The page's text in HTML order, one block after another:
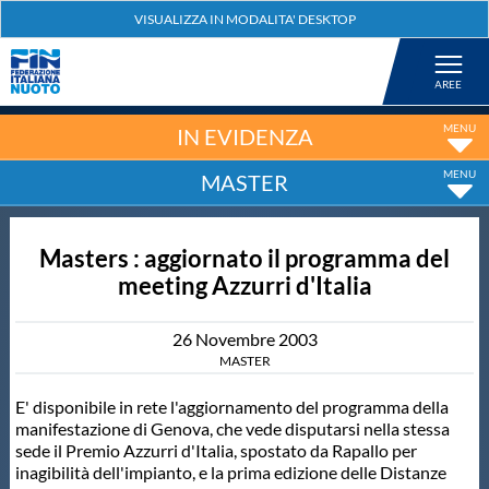
Nuoto
Tuffi
Salvamento
IN EVIDENZA
MASTER
Masters : aggiornato il programma del
meeting Azzurri d'Italia
26 Novembre 2003
MASTER
E' disponibile in rete l'aggiornamento del programma della
manifestazione di Genova, che vede disputarsi nella stessa
sede il Premio Azzurri d'Italia, spostato da Rapallo per
inagibilità dell'impianto, e la prima edizione delle Distanze